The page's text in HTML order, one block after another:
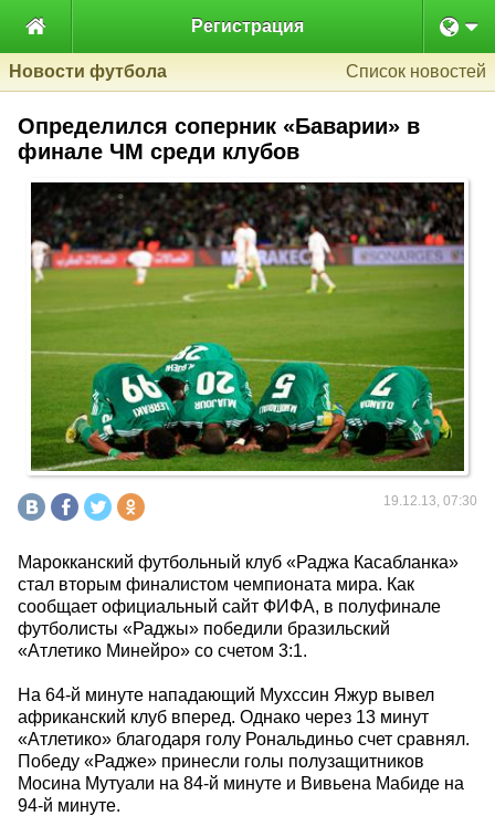
 Регистрация
Новости футбола Список новостей
Определился соперник «Баварии» в
финале ЧМ среди клубов
19.12.13, 07:30
Марокканский футбольный клуб «Раджа Касабланка»
стал вторым финалистом чемпионата мира. Как
сообщает официальный сайт ФИФА, в полуфинале
футболисты «Раджы» победили бразильский
«Атлетико Минейро» со счетом 3:1.
На 64-й минуте нападающий Мухссин Яжур вывел
африканский клуб вперед. Однако через 13 минут
«Атлетико» благодаря голу Рональдиньо счет сравнял.
Победу «Радже» принесли голы полузащитников
Мосина Мутуали на 84-й минуте и Вивьена Мабиде на
94-й минуте.